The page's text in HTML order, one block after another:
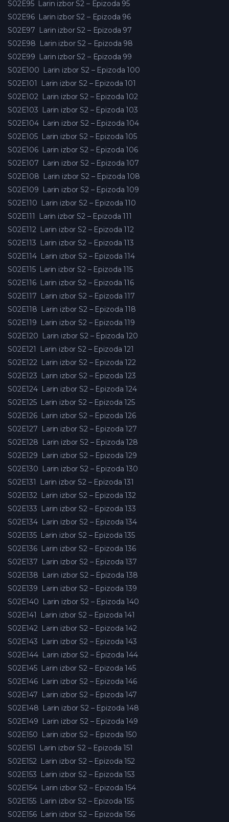
S02E95 Larin izbor S2 – Epizoda 95
S02E96 Larin izbor S2 – Epizoda 96
S02E97 Larin izbor S2 – Epizoda 97
S02E98 Larin izbor S2 – Epizoda 98
S02E99 Larin izbor S2 – Epizoda 99
S02E100 Larin izbor S2 – Epizoda 100
S02E101
Larin izbor S2 – Epizoda 101
S02E102 Larin izbor S2 – Epizoda 102
S02E103 Larin izbor S2 – Epizoda 103
S02E104 Larin izbor S2 – Epizoda 104
S02E105 Larin izbor S2 – Epizoda 105
S02E106 Larin izbor S2 – Epizoda 106
S02E107 Larin izbor S2 – Epizoda 107
S02E108 Larin izbor S2 – Epizoda 108
S02E109 Larin izbor S2 – Epizoda 109
S02E110 Larin izbor S2 – Epizoda 110
S02E111
Larin izbor S2 – Epizoda 111
S02E112 Larin izbor S2 – Epizoda 112
S02E113 Larin izbor S2 – Epizoda 113
S02E114 Larin izbor S2 – Epizoda 114
S02E115 Larin izbor S2 – Epizoda 115
S02E116 Larin izbor S2 – Epizoda 116
S02E117 Larin izbor S2 – Epizoda 117
S02E118 Larin izbor S2 – Epizoda 118
S02E119 Larin izbor S2 – Epizoda 119
S02E120 Larin izbor S2 – Epizoda 120
S02E121
Larin izbor S2 – Epizoda 121
S02E122 Larin izbor S2 – Epizoda 122
S02E123 Larin izbor S2 – Epizoda 123
S02E124 Larin izbor S2 – Epizoda 124
S02E125 Larin izbor S2 – Epizoda 125
S02E126 Larin izbor S2 – Epizoda 126
S02E127 Larin izbor S2 – Epizoda 127
S02E128 Larin izbor S2 – Epizoda 128
S02E129 Larin izbor S2 – Epizoda 129
S02E130 Larin izbor S2 – Epizoda 130
S02E131
Larin izbor S2 – Epizoda 131
S02E132 Larin izbor S2 – Epizoda 132
S02E133 Larin izbor S2 – Epizoda 133
S02E134 Larin izbor S2 – Epizoda 134
S02E135 Larin izbor S2 – Epizoda 135
S02E136 Larin izbor S2 – Epizoda 136
S02E137 Larin izbor S2 – Epizoda 137
S02E138 Larin izbor S2 – Epizoda 138
S02E139 Larin izbor S2 – Epizoda 139
S02E140 Larin izbor S2 – Epizoda 140
S02E141
Larin izbor S2 – Epizoda 141
S02E142 Larin izbor S2 – Epizoda 142
S02E143 Larin izbor S2 – Epizoda 143
S02E144 Larin izbor S2 – Epizoda 144
S02E145 Larin izbor S2 – Epizoda 145
S02E146 Larin izbor S2 – Epizoda 146
S02E147 Larin izbor S2 – Epizoda 147
S02E148 Larin izbor S2 – Epizoda 148
S02E149 Larin izbor S2 – Epizoda 149
S02E150 Larin izbor S2 – Epizoda 150
S02E151
Larin izbor S2 – Epizoda 151
S02E152 Larin izbor S2 – Epizoda 152
S02E153 Larin izbor S2 – Epizoda 153
S02E154 Larin izbor S2 – Epizoda 154
S02E155 Larin izbor S2 – Epizoda 155
S02E156 Larin izbor S2 – Epizoda 156